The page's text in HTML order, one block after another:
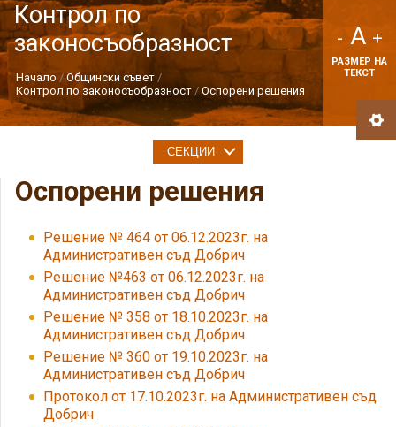
Контрол по
законосъобразност
Начало
Общински съвет
Контрол по законосъобразност
Оспорени решения
- A +
РАЗМЕР НА
ТЕКСТ
Оспорени решения
Решение № 464 от 06.12.2023г. на
Административен съд Добрич
Решение №463 от 06.12.2023г. на
Административен съд Добрич
Решение № 358 от 18.10.2023г. на
Административен съд Добрич
Решение № 360 от 19.10.2023г. на
Административен съд Добрич
Протокол от 17.10.2023г. на Административен съд
Добрич
СЕКЦИИ